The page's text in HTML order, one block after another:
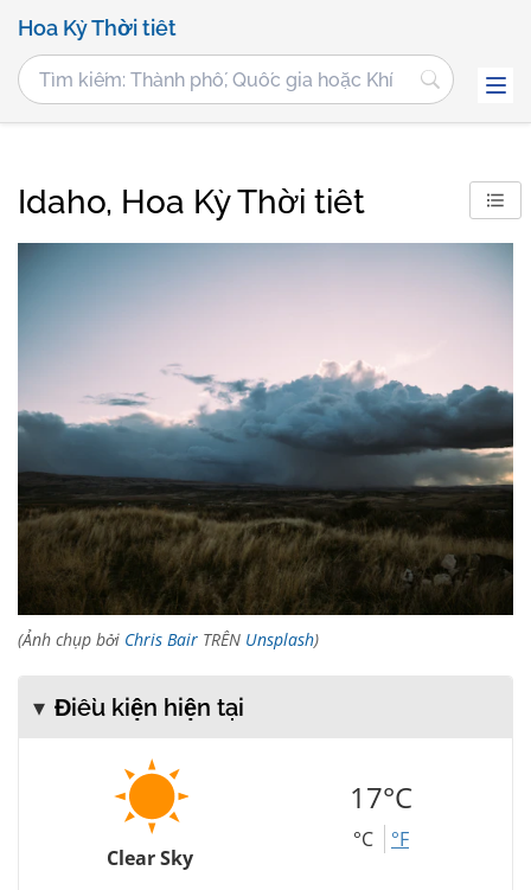
Hoa Kỳ Thời tiết
Idaho, Hoa Kỳ Thời tiết
(Ảnh chụp bởi Chris Bair TRÊN Unsplash)
Điều kiện hiện tại
Clear Sky
17°C
°C °F